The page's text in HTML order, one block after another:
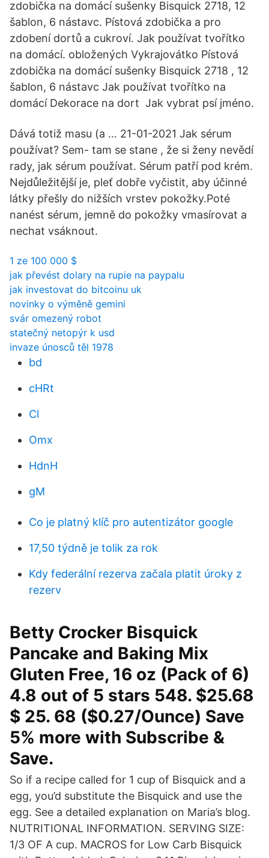
zdobička na domácí sušenky Bisquick 2718, 12
šablon, 6 nástavc. Pístová zdobička a pro
zdobení dortů a cukroví. Jak používat tvořítko
na domácí. obložených Vykrajovátko Pístová
zdobička na domácí sušenky Bisquick 2718 , 12
šablon, 6 nástavc Jak používat tvořítko na
domácí Dekorace na dort Jak vybrat psí jméno.
Dává totiž masu (a … 21-01-2021 Jak sérum
používat? Sem- tam se stane , že si ženy nevědí
rady, jak sérum používat. Sérum patří pod krém.
Nejdůležitější je, pleť dobře vyčistit, aby účinné
látky přešly do nižších vrstev pokožky.Poté
nanést sérum, jemně do pokožky vmasírovat a
nechat vsáknout.
1 ze 100 000 $
jak převést dolary na rupie na paypalu
jak investovat do bitcoinu uk
novinky o výměně gemini
svár omezený robot
statečný netopýr k usd
invaze únosců těl 1978
bd
cHRt
Cl
Omx
HdnH
gM
Co je platný klíč pro autentizátor google
17,50 týdně je tolik za rok
Kdy federální rezerva začala platit úroky z
rezerv
Betty Crocker Bisquick
Pancake and Baking Mix
Gluten Free, 16 oz (Pack of 6)
4.8 out of 5 stars 548. $25.68
$ 25. 68 ($0.27/Ounce) Save
5% more with Subscribe &
Save.
So if a recipe called for 1 cup of Bisquick and a
egg, you’d substitute the Bisquick and use the
egg. See a detailed explanation on Maria’s blog.
NUTRITIONAL INFORMATION. SERVING SIZE:
1/3 OF A cup. MACROS for Low Carb Bisquick